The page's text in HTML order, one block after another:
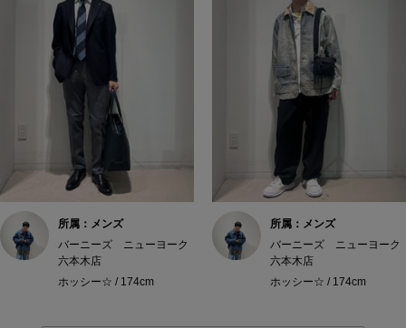
所属：メンズ
バーニーズ ニューヨーク
六本木店
ホッシー☆ / 174cm
所属：メンズ
バーニーズ ニューヨーク
六本木店
ホッシー☆ / 174cm